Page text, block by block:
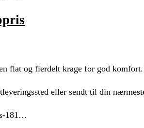
en flat og flerdelt krage for god
eller sendt til din
181…